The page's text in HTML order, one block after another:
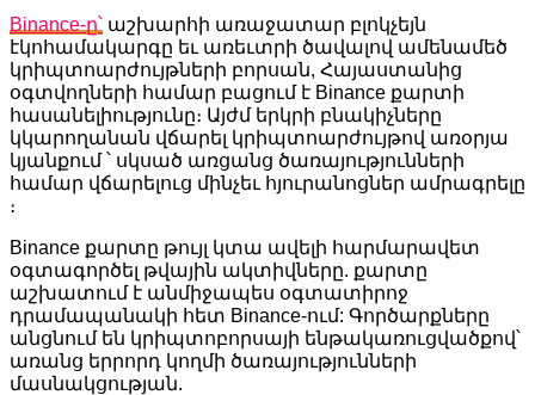
Link
Share
Binance-ը՝ աշխարհի առաջատար բլոկչեյն
էկոհամակարգը եւ առեւտրի ծավալով ամենամեծ
կրիպտոարժույթների բորսան, Հայաստանից
օգտվողների համար բացում է Binance քարտի
հասանելիությունը։ Այժմ երկրի բնակիչները
կկարողանան վճարել կրիպտոարժույթով առօրյա
կյանքում ՝ սկսած առցանց ծառայությունների
համար վճարելուց մինչեւ հյուրանոցներ ամրագրելը
։
Binance քարտը թույլ կտա ավելի հարմարավետ
օգտագործել թվային ակտիվները. քարտը
աշխատում է անմիջապես օգտատիրոջ
դրամապանակի հետ Binance-ում: Գործարքները
անցնում են կրիպտոբորսայի ենթակառուցվածքով՝
առանց երրորդ կողմի ծառայությունների
մասնակցության.